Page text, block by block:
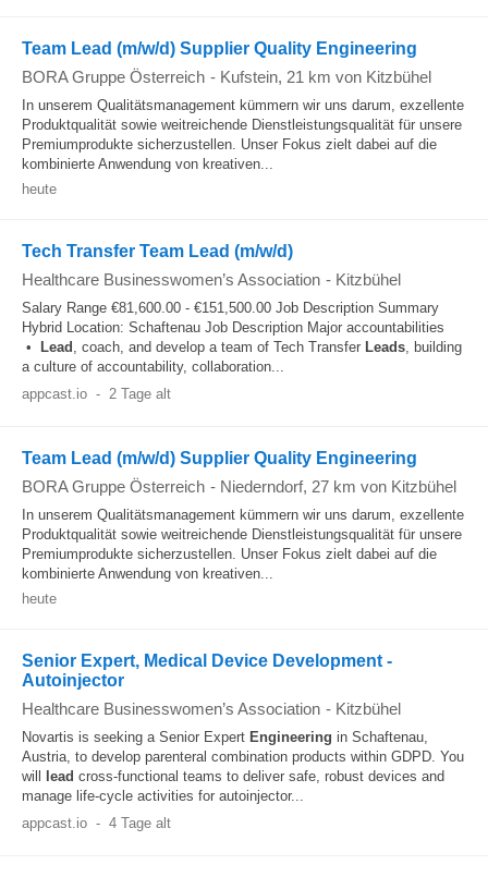
Team Lead (m/w/d) Supplier Quality Engineering
BORA Gruppe Österreich - Kufstein, 21 km von Kitzbühel
In unserem Qualitätsmanagement kümmern wir uns darum, exzellente
Produktqualität sowie weitreichende Dienstleistungsqualität für unsere
Premiumprodukte sicherzustellen. Unser Fokus zielt dabei auf die
kombinierte Anwendung von kreativen...
heute
Tech Transfer Team Lead (m/w/d)
Healthcare Businesswomen’s Association - Kitzbühel
Salary Range €81,600.00 - €151,500.00 Job Description Summary
Hybrid Location: Schaftenau Job Description Major accountabilities
•
Lead , coach, and develop a team of Tech Transfer Leads, building
a culture of accountability, collaboration...
appcast.io - 2 Tage alt
Team Lead (m/w/d) Supplier Quality Engineering
BORA Gruppe Österreich - Niederndorf, 27 km von Kitzbühel
In unserem Qualitätsmanagement kümmern wir uns darum, exzellente
Produktqualität sowie weitreichende Dienstleistungsqualität für unsere
Premiumprodukte sicherzustellen. Unser Fokus zielt dabei auf die
kombinierte Anwendung von kreativen...
heute
Senior Expert, Medical Device Development -
Autoinjector
Healthcare Businesswomen’s Association - Kitzbühel
Novartis is seeking a Senior Expert Engineering in Schaftenau,
Austria, to develop parenteral combination products within GDPD. You
will
lead cross-functional teams to deliver safe, robust devices and
manage life-cycle activities for autoinjector...
appcast.io - 4 Tage alt